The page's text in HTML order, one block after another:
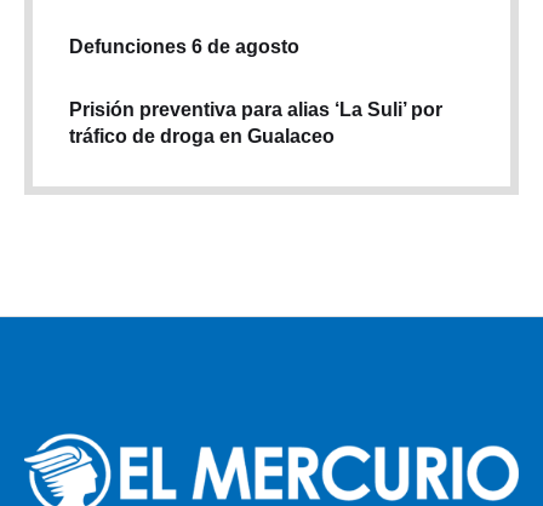
Defunciones 6 de agosto
Prisión preventiva para alias ‘La Suli’ por
tráfico de droga en Gualaceo